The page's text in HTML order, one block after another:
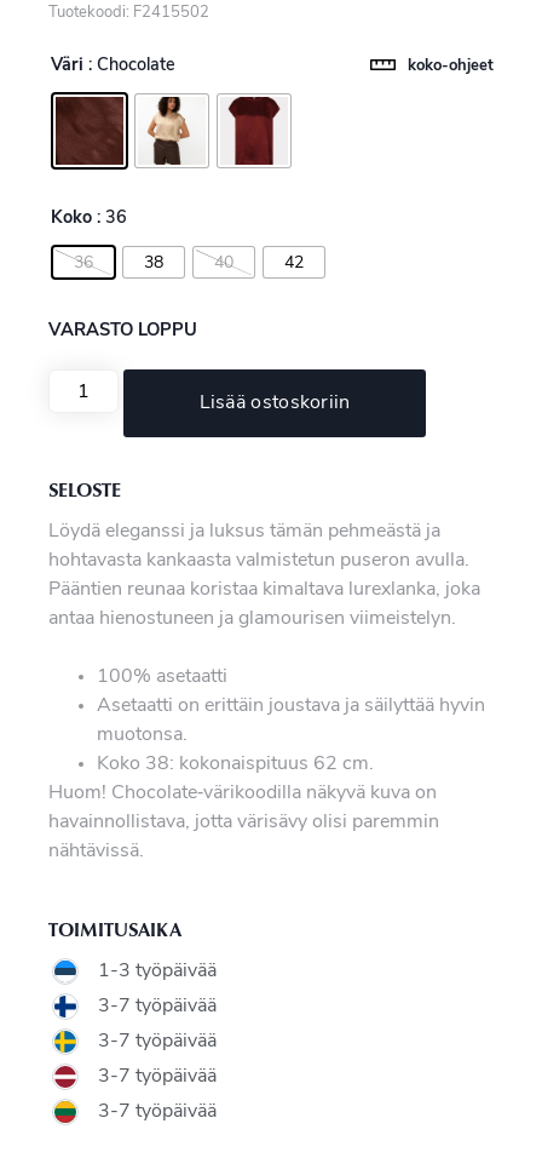
Tuotekoodi: F2415502
Väri : Chocolate
Koko : 36
36 38 40 42
koko-ohjeet
VARASTO LOPPU
Lisää ostoskoriin
SELOSTE
Löydä eleganssi ja luksus tämän pehmeästä ja
hohtavasta kankaasta valmistetun puseron avulla.
Pääntien reunaa koristaa kimaltava lurexlanka, joka
antaa hienostuneen ja glamourisen viimeistelyn.
100% asetaatti
Asetaatti on erittäin joustava ja säilyttää hyvin
muotonsa.
Koko 38: kokonaispituus 62 cm.
Huom! Chocolate‑värikoodilla näkyvä kuva on
havainnollistava, jotta värisävy olisi paremmin
nähtävissä.
TOIMITUSAIKA
1-3 työpäivää
3-7 työpäivää
3-7 työpäivää
3-7 työpäivää
3-7 työpäivää